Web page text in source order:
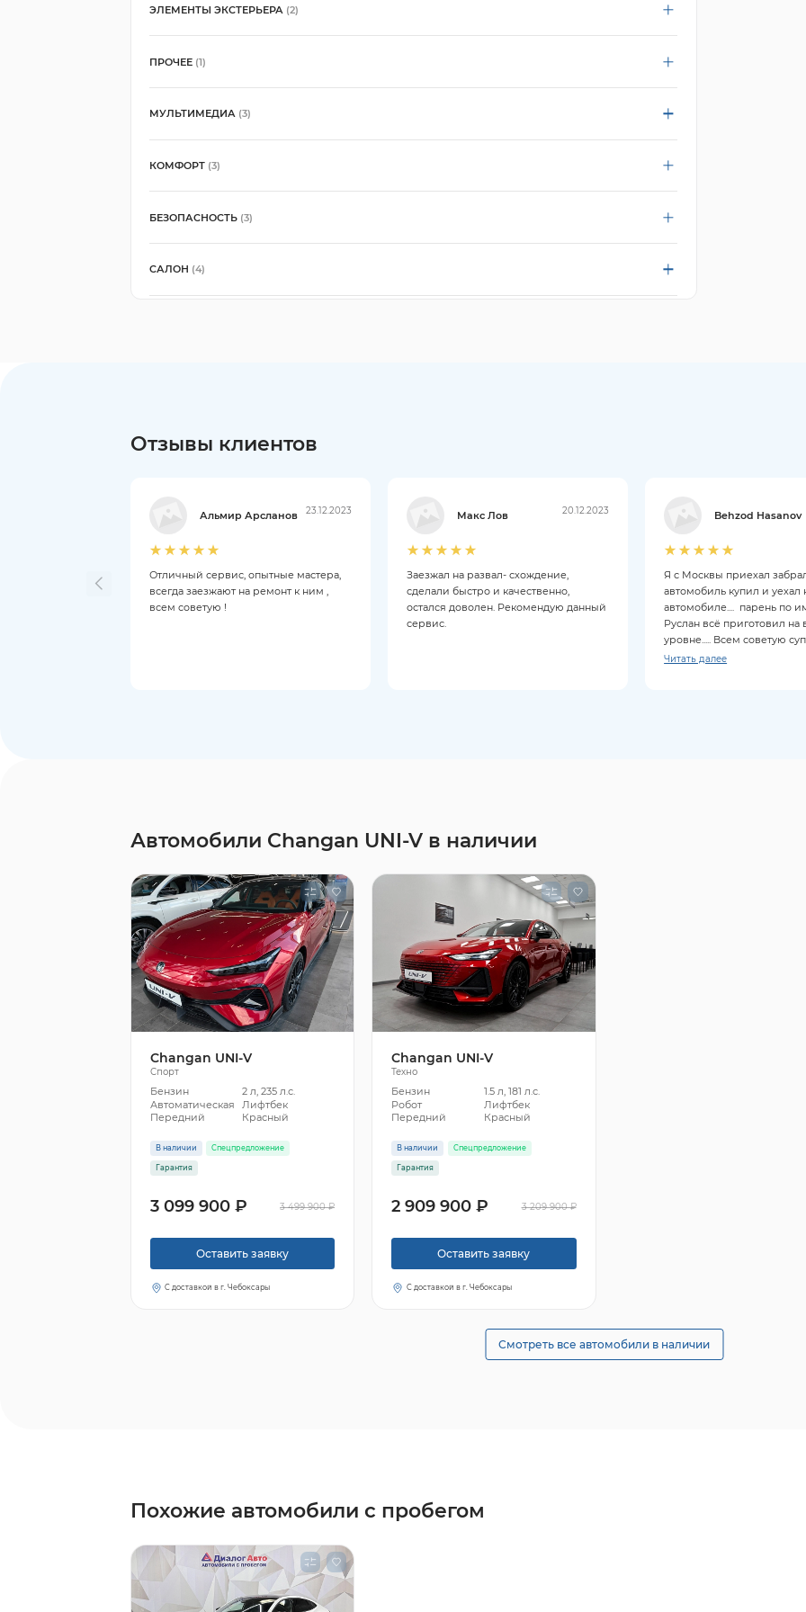
ЭЛЕМЕНТЫ ЭКСТЕРЬЕРА (2)
ПРОЧЕЕ (1)
МУЛЬТИМЕДИА (3)
КОМФОРТ (3)
БЕЗОПАСНОСТЬ (3)
САЛОН (4)
Отзывы клиентов
Альмир Арсланов 23.12.2023
Отличный сервис, опытные мастера,
всегда заезжают на ремонт к ним ,
всем советую !
Макс Лов 20.12.2023
Заезжал на развал- схождение,
сделали быстро и качественно,
остался доволен. Рекомендую данный
сервис.
Behzod Hasanov
Я с Москвы приехал
автомобиль купил и уехал
автомобиле.... парень по
Руслан всё приготовил
уровне..... Всем советую
Читать далее
Автомобили Changan UNI-V в наличии
Changan UNI-V
Спорт
Бензин
2 л, 235 л.с.
Автоматическая
Лифтбек
Передний
Красный
В наличии Спецпредложение
Гарантия
3 099 900 ₽ 3 499 900 ₽
Оставить заявку
С доставкой в г. Чебоксары
Changan UNI-V
Техно
Бензин
1.5 л, 181 л.с.
Робот
Лифтбек
Передний
Красный
В наличии Спецпредложение
Гарантия
2 909 900 ₽ 3 209 900 ₽
Оставить заявку
С доставкой в г. Чебоксары
Смотреть все автомобили в наличии
Похожие автомобили с пробегом